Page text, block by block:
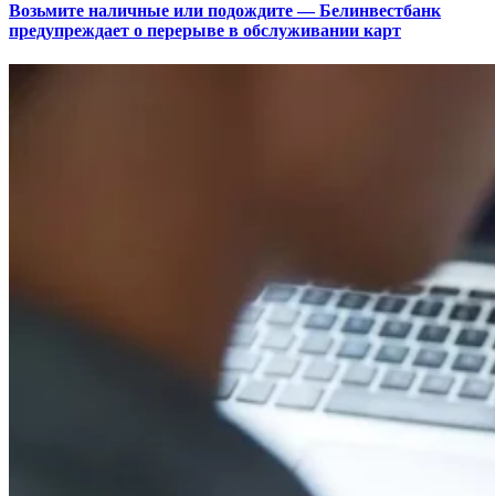
Возьмите наличные или подождите — Белинвестбанк
предупреждает о перерыве в обслуживании карт